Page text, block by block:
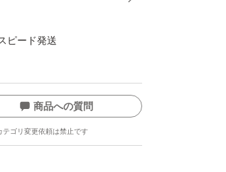
ピード発送
商品への質問
ゴリ変更依頼は禁止です